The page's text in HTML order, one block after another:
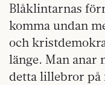
Blåklintarnas
komma undan
och
länge. Man anar
detta lillebror på